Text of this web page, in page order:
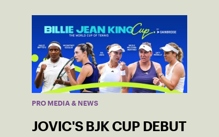
PRO MEDIA & NEWS
JOVIC'S BJK CUP DEBUT